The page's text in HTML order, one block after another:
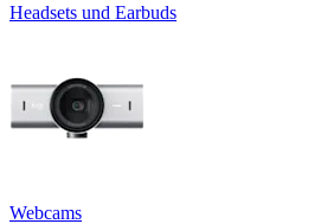
Headsets und Earbuds
Webcams